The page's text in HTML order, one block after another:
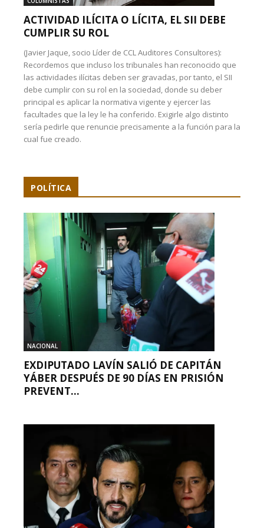
ACTIVIDAD ILÍCITA O LÍCITA, EL SII DEBE
CUMPLIR SU ROL
(Javier Jaque, socio Líder de CCL Auditores Consultores):
Recordemos que incluso los tribunales han reconocido que
las actividades ilícitas deben ser gravadas, por tanto, el SII
debe cumplir con su rol en la sociedad, donde su deber
principal es aplicar la normativa vigente y ejercer las
facultades que la ley le ha conferido. Exigirle algo distinto
sería pedirle que renuncie precisamente a la función para la
cual fue creado.
POLÍTICA
NACIONAL
EXDIPUTADO LAVÍN SALIÓ DE CAPITÁN
YÁBER DESPUÉS DE 90 DÍAS EN PRISIÓN
PREVENT...